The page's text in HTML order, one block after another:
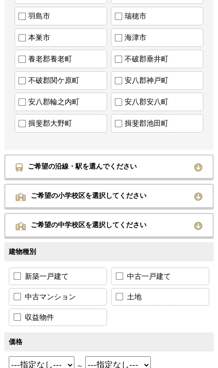
羽島市 瑞穂市
本巣市 海津市
養老郡養老町 不破郡垂井町
不破郡関ケ原町 安八郡神戸町
安八郡輪之内町 安八郡安八町
揖斐郡大野町 揖斐郡池田町
ご希望の沿線・駅を選んでください
ご希望の小学校区を選択してください
ご希望の中学校区を選択してください
建物種別
新築一戸建て 中古一戸建て
中古マンション 土地
収益物件
価格
～